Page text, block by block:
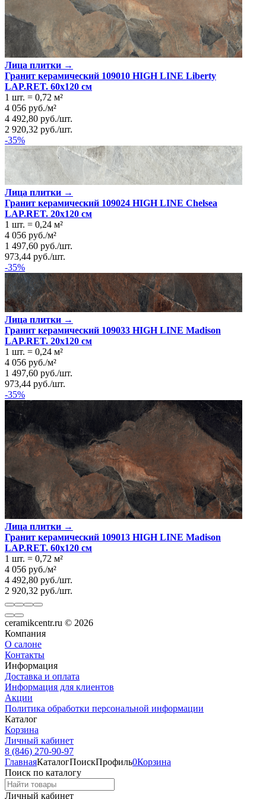
Лица плитки →
Гранит керамический 109010 HIGH LINE Liberty
LAP.RET. 60x120 см
1 шт. = 0,72 м²
4 056 руб./м²
4 492,80 руб./шт.
2 920,32 руб./шт.
-35%
Лица плитки →
Гранит керамический 109024 HIGH LINE Chelsea
LAP.RET. 20x120 см
1 шт. = 0,24 м²
4 056 руб./м²
1 497,60 руб./шт.
973,44 руб./шт.
-35%
Лица плитки →
Гранит керамический 109033 HIGH LINE Madison
LAP.RET. 20x120 см
1 шт. = 0,24 м²
4 056 руб./м²
1 497,60 руб./шт.
973,44 руб./шт.
-35%
Лица плитки →
Гранит керамический 109013 HIGH LINE Madison
LAP.RET. 60x120 см
1 шт. = 0,72 м²
4 056 руб./м²
4 492,80 руб./шт.
2 920,32 руб./шт.
ceramikcentr.ru © 2026
Компания
О салоне
Контакты
Информация
Доставка и оплата
Информация для клиентов
Акции
Политика обработки персональной информации
Каталог
Корзина
Личный кабинет
8 (846) 270-90-97
ГлавнаяКаталогПоискПрофиль0Корзина
Поиск по каталогу
Личный кабинет